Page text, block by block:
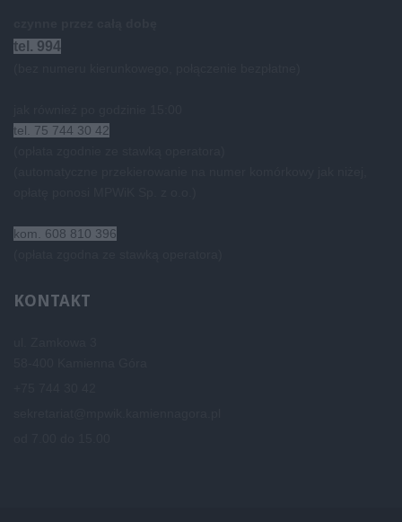
tel. 994
tel. 75 744 30 42
kom. 608 810 396
KONTAKT